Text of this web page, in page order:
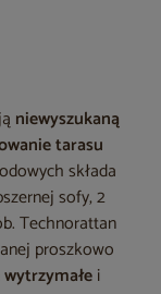
niewyszukaną
tarasu
składa
sofy, 2
Technorattan
proszkowo
i